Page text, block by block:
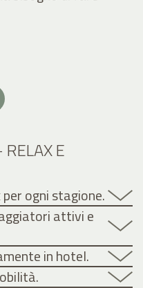
E
ogni stagione.
attivi e
in hotel.